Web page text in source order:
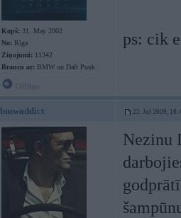
Kopš: 31. May 2002
No: Rīga
Ziņojumi: 11342
Braucu ar: BMW un Daft Punk.
ps: cik
bmwaddict 22. Jul 2009,
Nezinu